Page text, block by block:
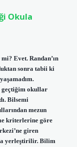
Okula
Evet. Randan’ın
sonra tabii ki
geçtiğim okullar
Bilsemi
mezun
kriterlerine göre
giren
yerleştirilir. Bilim